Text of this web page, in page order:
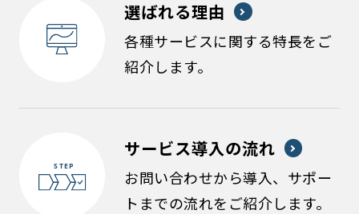
選ばれる理由
各種サービスに関する特長をご
紹介します。
サービス導入の流れ
お問い合わせから導入、サポー
トまでの流れをご紹介します。